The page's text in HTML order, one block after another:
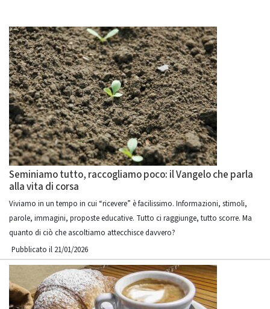
Seminiamo tutto, raccogliamo poco: il Vangelo che parla
alla vita di corsa
Viviamo in un tempo in cui “ricevere” è facilissimo. Informazioni, stimoli,
parole, immagini, proposte educative. Tutto ci raggiunge, tutto scorre. Ma
quanto di ciò che ascoltiamo attecchisce davvero?
Pubblicato il 21/01/2026